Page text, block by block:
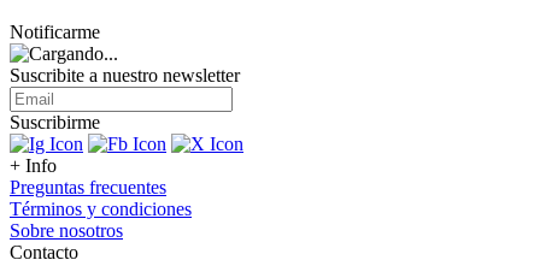
Notificarme
Suscribite a nuestro newsletter
Suscribirme
+ Info
Preguntas frecuentes
Términos y condiciones
Sobre nosotros
Contacto